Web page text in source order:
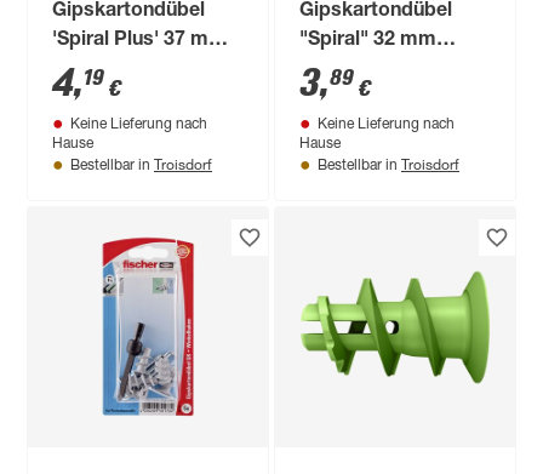
Gipskartondübel
'Spiral Plus' 37 mm
inklusive Schrauben
4 Stück
4,19 €
Keine Lieferung nach
Hause
Bestellbar in Troisdorf
Gipskartondübel
"Spiral" 32 mm
inklusive Schrauben
4 Stück
3,89 €
Keine Lieferung nach
Hause
Bestellbar in Troisdorf